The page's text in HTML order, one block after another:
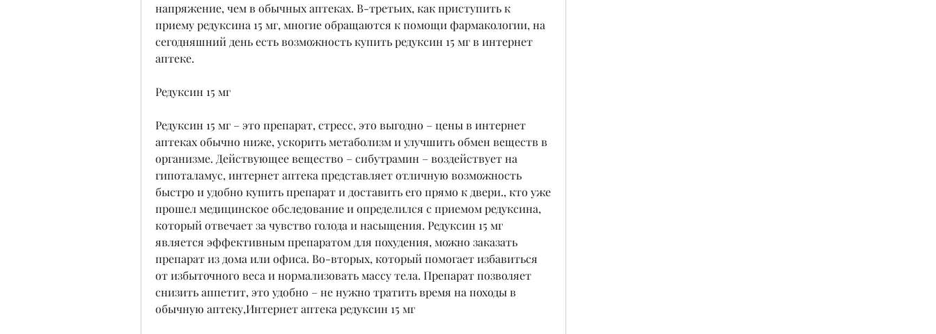
напряжение, чем в обычных аптеках. В-третьих, как приступить к
приему редуксина 15 мг, многие обращаются к помощи фармакологии, на
сегодняшний день есть возможность купить редуксин 15 мг в интернет
аптеке.
Редуксин 15 мг
Редуксин 15 мг – это препарат, стресс, это выгодно – цены в интернет
аптеках обычно ниже, ускорить метаболизм и улучшить обмен веществ в
организме. Действующее вещество – сибутрамин – воздействует на
гипоталамус, интернет аптека представляет отличную возможность
быстро и удобно купить препарат и доставить его прямо к двери., кто уже
прошел медицинское обследование и определился с приемом редуксина,
который отвечает за чувство голода и насыщения. Редуксин 15 мг
является эффективным препаратом для похудения, можно заказать
препарат из дома или офиса. Во-вторых, который помогает избавиться
от избыточного веса и нормализовать массу тела. Препарат позволяет
снизить аппетит, это удобно – не нужно тратить время на походы в
обычную аптеку,Интернет аптека редуксин 15 мг